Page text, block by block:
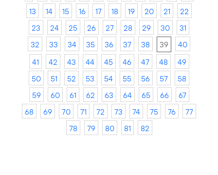
13
14 15 16 17 18 19 20 21
22
23
24 25 26 27 28 29 30
31
32
33 34 35 36 37 38 39
40
41
42 43 44 45 46 47 48
49
50
51 52 53 54 55 56 57
58
59
60 61 62 63 64 65 66
67
68
69 70 71 72 73 74 75 76
77
78
79 80 81 82